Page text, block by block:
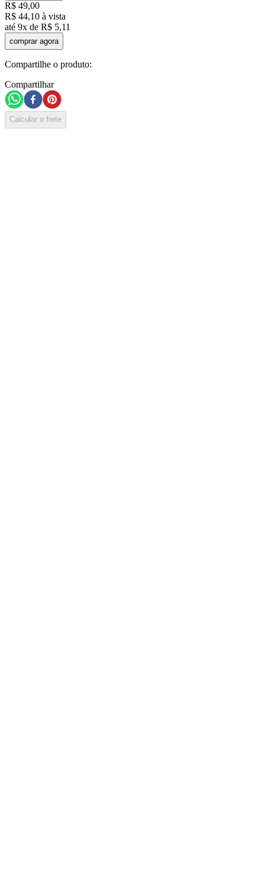
R$ 49,00
R$ 44,10 à vista
até 9x de R$ 5,11
comprar agora
Compartilhe o produto:
Compartilhar
Calcular o frete